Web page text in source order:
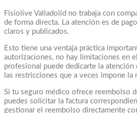
Fisiolive Valladolid no trabaja con
de forma directa. La atención es de
claros y publicados.
Esto tiene una ventaja práctica
autorizaciones, no hay limitaciones en
profesional puede dedicarte la atención
las restricciones que a veces impone la
Si tu seguro médico ofrece reembolso
puedes solicitar la factura
gestionar el reembolso directamente